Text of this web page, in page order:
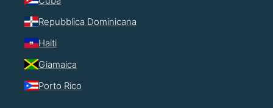
Repubblica Dominicana
Haiti
Giamaica
Porto Rico